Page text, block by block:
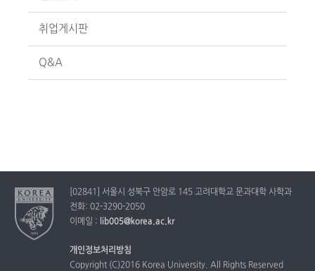
취업게시판
Q&A
[02841] 서울시 성북구 안암로 145 고려대학교 문과대학 사학과
전화: 02-3290-2050
이메일 : lib005@korea.ac.kr
개인정보처리방침
Copyright (C)2016 Korea University. All Rights Reserved